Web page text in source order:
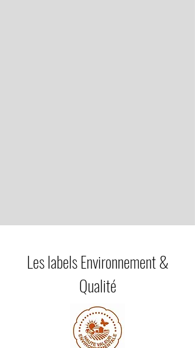
Les labels Environnement &
Qualité